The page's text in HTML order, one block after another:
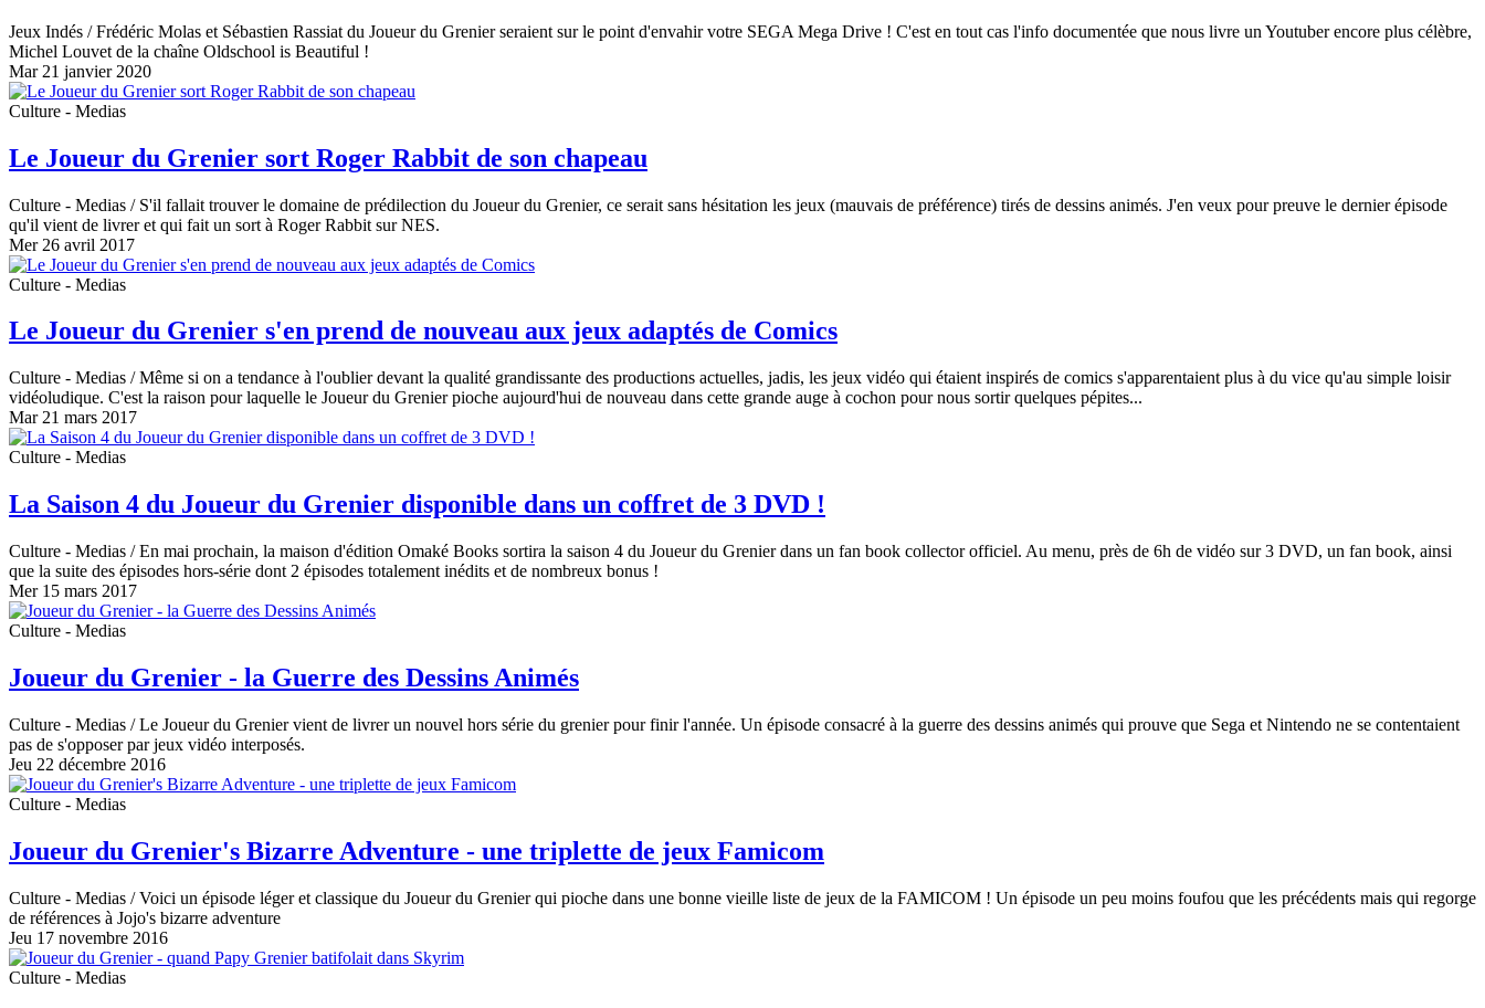
Jeux Indés / Frédéric Molas et Sébastien Rassiat du Joueur du Grenier seraient sur le point d'envahir votre SEGA Mega Drive ! C'est en tout cas l'info documentée que nous livre un Youtuber encore plus célèbre,
Michel Louvet de la chaîne Oldschool is Beautiful !
Mar 21 janvier 2020
Culture - Medias
Le Joueur du Grenier sort Roger Rabbit de son chapeau
Culture - Medias / S'il fallait trouver le domaine de prédilection du Joueur du Grenier, ce serait sans hésitation les jeux (mauvais de préférence) tirés de dessins animés. J'en veux pour preuve le dernier épisode
qu'il vient de livrer et qui fait un sort à Roger Rabbit sur NES.
Mer 26 avril 2017
Culture - Medias
Le Joueur du Grenier s'en prend de nouveau aux jeux adaptés de Comics
Culture - Medias / Même si on a tendance à l'oublier devant la qualité grandissante des productions actuelles, jadis, les jeux vidéo qui étaient inspirés de comics s'apparentaient plus à du vice qu'au simple loisir
vidéoludique. C'est la raison pour laquelle le Joueur du Grenier pioche aujourd'hui de nouveau dans cette grande auge à cochon pour nous sortir quelques pépites...
Mar 21 mars 2017
Culture - Medias
La Saison 4 du Joueur du Grenier disponible dans un coffret de 3 DVD !
Culture - Medias / En mai prochain, la maison d'édition Omaké Books sortira la saison 4 du Joueur du Grenier dans un fan book collector officiel. Au menu, près de 6h de vidéo sur 3 DVD, un fan book, ainsi
que la suite des épisodes hors-série dont 2 épisodes totalement inédits et de nombreux bonus !
Mer 15 mars 2017
Culture - Medias
Joueur du Grenier - la Guerre des Dessins Animés
Culture - Medias / Le Joueur du Grenier vient de livrer un nouvel hors série du grenier pour finir l'année. Un épisode consacré à la guerre des dessins animés qui prouve que Sega et Nintendo ne se contentaient
pas de s'opposer par jeux vidéo interposés.
Jeu 22 décembre 2016
Culture - Medias
Joueur du Grenier's Bizarre Adventure - une triplette de jeux Famicom
Culture - Medias / Voici un épisode léger et classique du Joueur du Grenier qui pioche dans une bonne vieille liste de jeux de la FAMICOM ! Un épisode un peu moins foufou que les précédents mais qui regorge
de références à Jojo's bizarre adventure
Jeu 17 novembre 2016
Culture - Medias